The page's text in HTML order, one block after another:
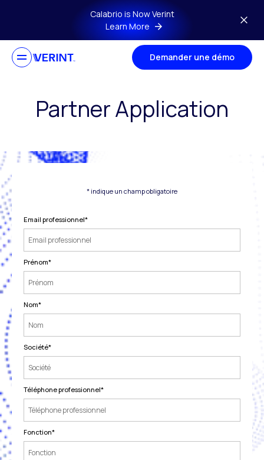
Skip to main contentCalabrio is Now Verint
Learn More
Demander une démo
Partner Application
* indique un champ obligatoire
Email professionnel*
Prénom*
Nom*
Société*
Téléphone professionnel*
Fonction*